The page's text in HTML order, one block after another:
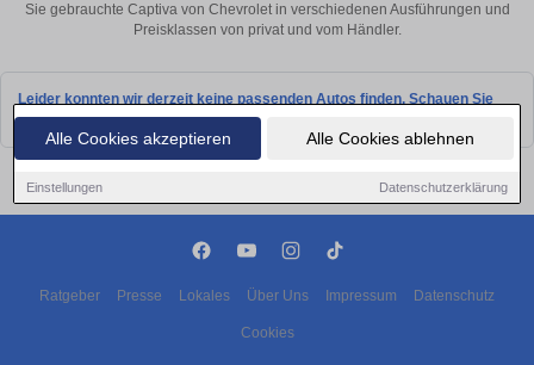
Alle Cookies akzeptieren Alle Cookies ablehnen
Einstellungen Datenschutzerklärung
Sie gebrauchte Captiva von Chevrolet in verschiedenen Ausführungen und
Preisklassen von privat und vom Händler.
Leider konnten wir derzeit keine passenden Autos finden. Schauen Sie
bald wieder vorbei!
Ratgeber Presse Lokales Über Uns Impressum Datenschutz
Cookies